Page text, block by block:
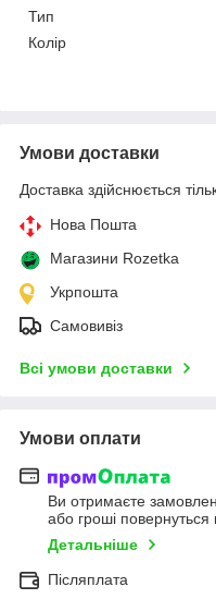
Тип
Колір
Умови доставки
Доставка здійснюється
Нова Пошта
Магазини Rozetka
Укрпошта
Самовивіз
Всі умови доставки
Умови оплати
Ви отримаєте
або гроші повернуться
Детальніше
Післяплата